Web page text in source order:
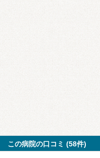
この病院の口コミ (58件)